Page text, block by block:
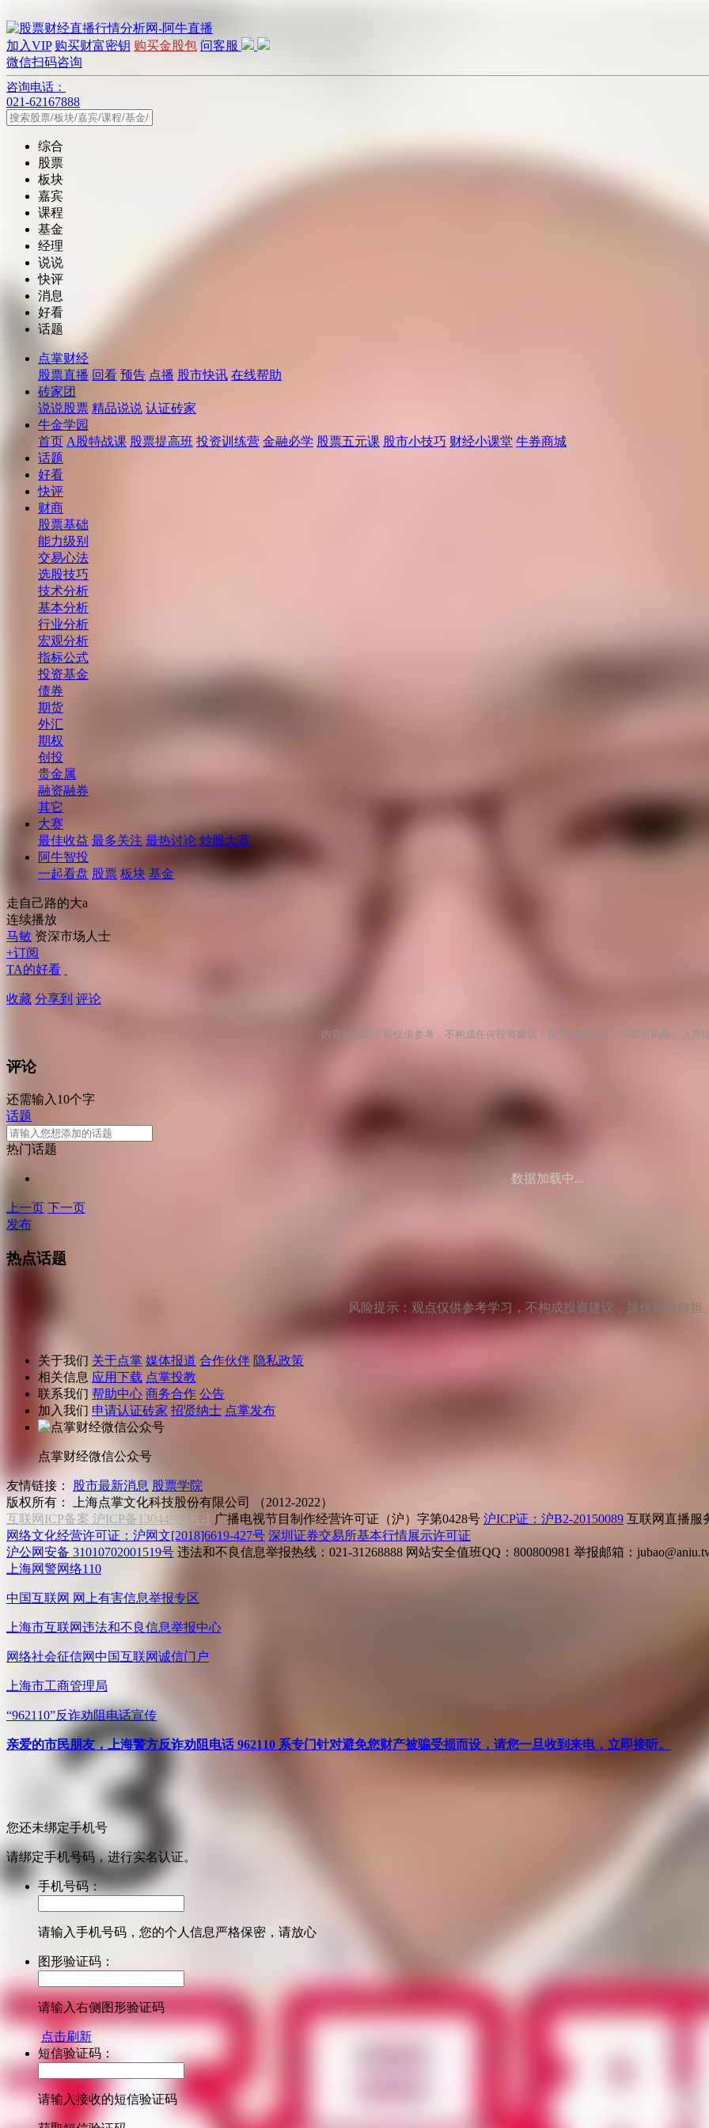
加入VIP 购买财富密钥 购买金股包 问客服
微信扫码咨询
咨询电话：
021-62167888
综合
股票
板块
嘉宾
课程
基金
经理
说说
快评
消息
好看
话题
点掌财经
股票直播 回看 预告 点播 股市快讯 在线帮助
砖家团
说说股票 精品说说 认证砖家
牛金学园
首页 A股特战课 股票提高班 投资训练营 金融必学 股票五元课 股市小技巧 财经小课堂 牛券商城
话题
好看
快评
财商
股票基础
能力级别
交易心法
选股技巧
技术分析
基本分析
行业分析
宏观分析
指标公式
投资基金
债券
期货
外汇
期权
创投
贵金属
融资融券
其它
大赛
最佳收益 最多关注 最热讨论 炒股大赛
阿牛智投
一起看盘 股票 板块 基金
走自己路的大a
连续播放
马敏 资深市场人士
+订阅
TA的好看
收藏 分享到 评论
内容如涉及个股仅供参考，不构成任何投资建议！投资风险自负。投资有风险，入市
评论
还需输入10个字
话题
热门话题
数据加载中...
上一页 下一页
发布
热点话题
风险提示：观点仅供参考学习，不构成投资建议，操作风险自担
关于我们 关于点掌 媒体报道 合作伙伴 隐私政策
相关信息 应用下载 点掌投教
联系我们 帮助中心 商务合作 公告
加入我们 申请认证砖家 招贤纳士 点掌发布
点掌财经微信公众号
友情链接： 股市最新消息 股票学院
版权所有：
上海点掌文化科技股份有限公司 （2012-2022）
互联网ICP备案 沪ICP备13044908号-1 广播电视节目制作经营许可证（沪）字第0428号 沪ICP证：沪B2-20150089 互联网直播服
网络文化经营许可证：沪网文[2018]6619-427号 深圳证券交易所基本行情展示许可证
沪公网安备 31010702001519号 违法和不良信息举报热线：021-31268888 网站安全值班QQ：800800981 举报邮箱：
上海网警网络110
中国互联网 网上有害信息举报专区
上海市互联网违法和不良信息举报中心
网络社会征信网中国互联网诚信门户
上海市工商管理局
“962110”反诈劝阻电话宣传
亲爱的市民朋友，上海警方反诈劝阻电话 962110 系专门针对避免您财产被骗受损而设，请您一旦收到来电，立即接听。
您还未绑定手机号
请绑定手机号码，进行实名认证。
手机号码：
请输入手机号码，您的个人信息严格保密，请放心
图形验证码：
请输入右侧图形验证码
点击刷新
短信验证码：
请输入接收的短信验证码